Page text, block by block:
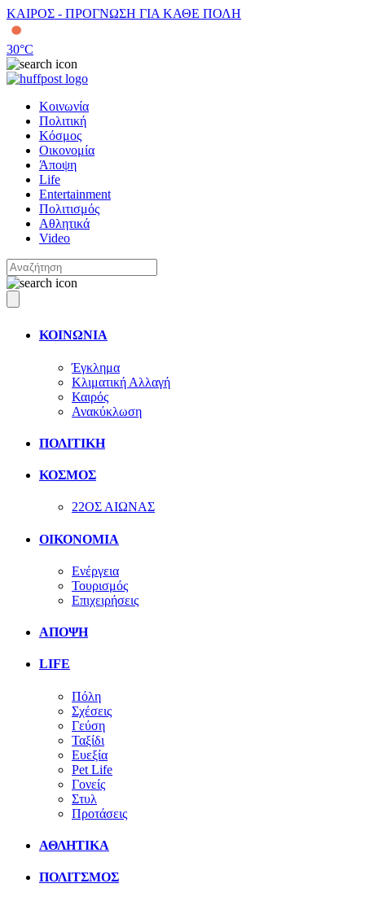
ΚΑΙΡΟΣ - ΠΡΟΓΝΩΣΗ ΓΙΑ ΚΑΘΕ ΠΟΛΗ
30°C
Κοινωνία
Πολιτική
Κόσμος
Οικονομία
Άποψη
Life
Entertainment
Πολιτισμός
Αθλητικά
Video
ΚΟΙΝΩΝΙΑ
Έγκλημα
Κλιματική Αλλαγή
Καιρός
Ανακύκλωση
ΠΟΛΙΤΙΚΗ
ΚΟΣΜΟΣ
22ΟΣ ΑΙΩΝΑΣ
ΟΙΚΟΝΟΜΙΑ
Ενέργεια
Τουρισμός
Επιχειρήσεις
ΑΠΟΨΗ
LIFE
Πόλη
Σχέσεις
Γεύση
Ταξίδι
Ευεξία
Pet Life
Γονείς
Στυλ
Προτάσεις
ΑΘΛΗΤΙΚΑ
ΠΟΛΙΤΣΜΟΣ